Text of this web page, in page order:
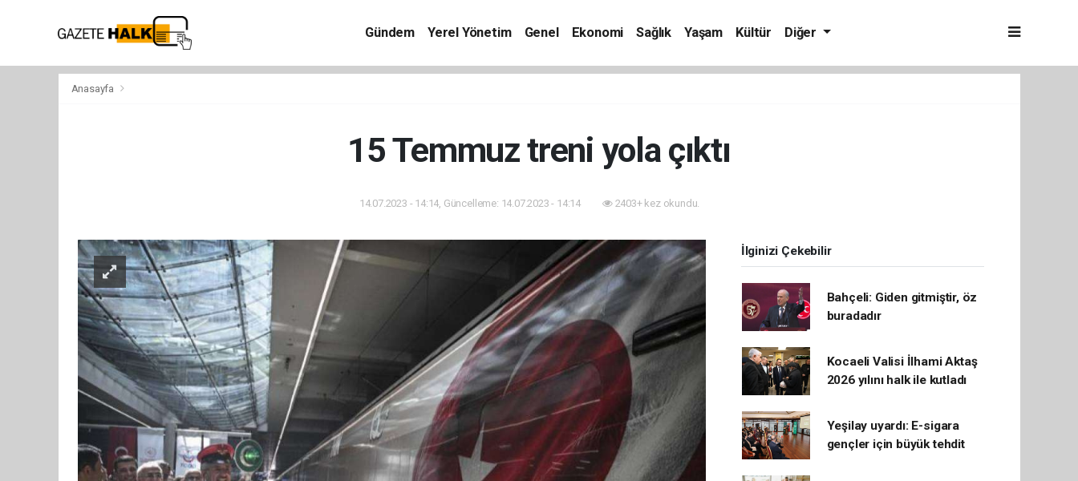
Gündem Yerel Yönetim Genel Ekonomi Sağlık Yaşam Kültür Diğer
Anasayfa
15 Temmuz treni yola çıktı
14.07.2023 - 14:14, Güncelleme: 14.07.2023 - 14:14 2403+ kez okundu.
İlginizi Çekebilir
Bahçeli: Giden gitmiştir, öz
buradadır
Kocaeli Valisi İlhami Aktaş
2026 yılını halk ile kutladı
Yeşilay uyardı: E-sigara
gençler için büyük tehdit